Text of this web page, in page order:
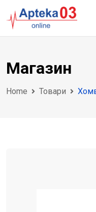
to
content
Магазин
Home Товари